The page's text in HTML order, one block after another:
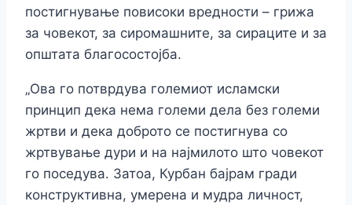
постигнување повисоки вредности – грижа
за човекот, за сиромашните, за сираците и за
општата благосостојба.
„Ова го потврдува големиот исламски
принцип дека нема големи дела без големи
жртви и дека доброто се постигнува со
жртвување дури и на најмилото што човекот
го поседува. Затоа, Курбан бајрам гради
конструктивна, умерена и мудра личност,